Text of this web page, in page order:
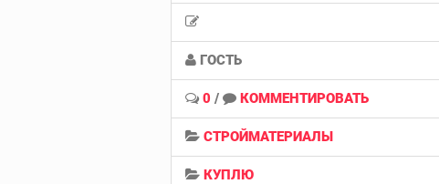
ГОСТЬ
0 / КОММЕНТИРОВАТЬ
СТРОЙМАТЕРИАЛЫ
КУПЛЮ